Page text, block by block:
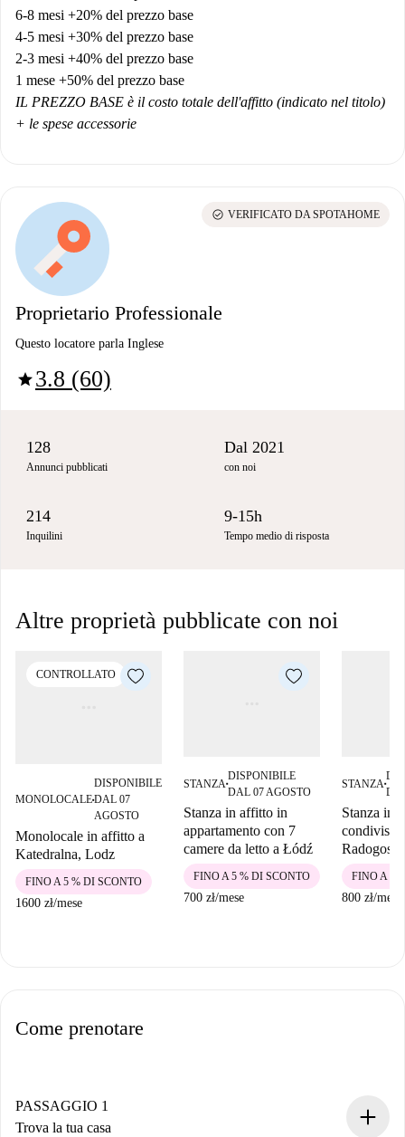
6-8 mesi +20% del prezzo base
4-5 mesi +30% del prezzo base
2-3 mesi +40% del prezzo base
1 mese +50% del prezzo base
IL PREZZO BASE è il costo totale dell'affitto (indicato nel titolo)
+ le spese accessorie
Proprietario Professionale
Questo locatore parla Inglese
star3.8 (60)
check_circle VERIFICATO DA SPOTAHOME
128
Annunci pubblicati
Dal 2021
con noi
214
Inquilini
9-15h
Tempo medio di risposta
Altre proprietà pubblicate con noi
CONTROLLATO
MONOLOCALE■
DISPONIBILE
DAL 07
AGOSTO
Monolocale in affitto a
Katedralna, Lodz
1600 zł/mese
FINO A 5 % DI SCONTO
STANZA ■
DISPONIBILE
DAL 07 AGOSTO
Stanza in affitto in
appartamento con 7
camere da letto a Łódź
700 zł/mese
FINO A 5 % DI SCONTO
STANZA ■
Stanza in
condiviso
800 zł/mese
FINO A 5
Come prenotare
PASSAGGIO 1
Trova la tua casa